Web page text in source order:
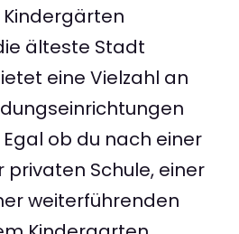
älteste Stadt
eine Vielzahl an
ob du nach einer
Schule, einer
weiterführenden